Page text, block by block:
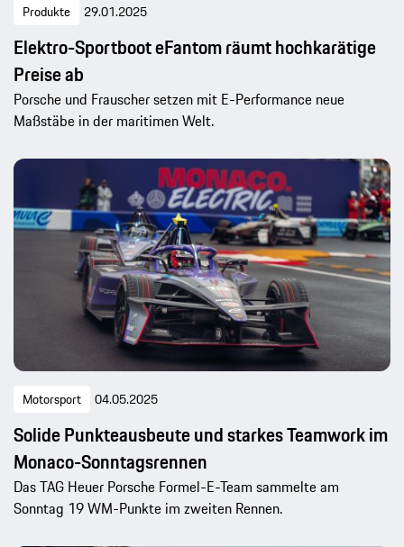
Produkte 29.01.2025
Elektro-Sportboot eFantom räumt hochkarätige
Preise ab
Porsche und Frauscher setzen mit E-Performance neue
Maßstäbe in der maritimen Welt.
Motorsport 04.05.2025
Solide Punkteausbeute und starkes Teamwork im
Monaco-Sonntagsrennen
Das TAG Heuer Porsche Formel-E-Team sammelte am
Sonntag 19 WM-Punkte im zweiten Rennen.